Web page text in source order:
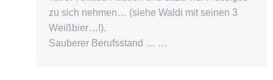
zu sich nehmen… (siehe Waldi mit seinen 3
Weißbier…!).
Sauberer Berufsstand … …